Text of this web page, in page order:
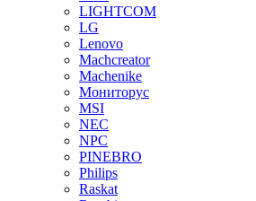
LIGHTCOM
LG
Lenovo
Machcreator
Machenike
Мониторус
MSI
NEC
NPC
PINEBRO
Philips
Raskat